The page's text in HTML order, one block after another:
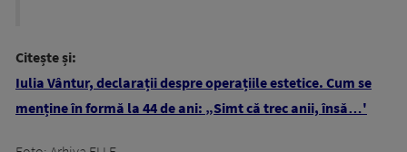
Citește și:
Iulia Vântur, declarații despre operațiile estetice. Cum se
menține în formă la 44 de ani: „Simt că trec anii, însă…'